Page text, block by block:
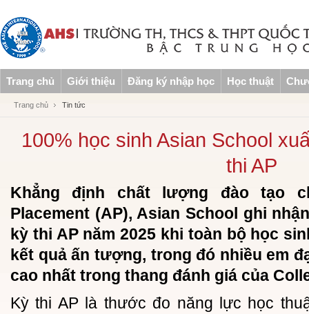
Trang chủ Giới thiệu Đăng ký nhập học Học thuật
Trang chủ Tin tức
100% học sinh Asian School
thi AP
Khẳng định chất lượng đào tạo
Placement (AP), Asian School ghi
kỳ thi AP năm 2025 khi toàn bộ học
kết quả ấn tượng, trong đó nhiều em
cao nhất trong thang đánh giá của
Kỳ thi AP là thước đo năng lực học